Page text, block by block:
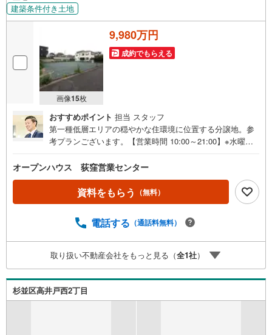
建築条件付き土地
画像15枚
9,980万円
成約でもらえる
おすすめポイント 担当 スタッフ
第一種低層エリアの穏やかな住環境に位置する分譲地。参
考プランございます。【営業時間 10:00～21:00】※水曜定
お気軽にご連絡ください！現地を見学される場合は「室
内・現地を見学する（無料）」ボタンよりご希望の日時を
ご記入いただけますとスムーズにご案内が可能です。◎現
地のご案内について・平日や夜遅い時間帯もご案内が可
にご説明いたします。・車でご自宅や最寄り駅等、ご指定
の場所まで送迎します。・チャイルドシートのご用意ござ
います。◎個別FP相談会 無料物件のご紹介だけでなく住
宅ローン・資金のご相談、まずは家探しについて話を聞き
発表しているオープンハウスだから出会える物件が多数ご
ざいます。ぜひお気軽にご連絡・ご相談ください！※限定物
オープンハウス 荻窪営業センター
資料をもらう （無料）
電話する （通話料無料）
取り扱い不動産会社をもっと見る（全1社）
杉並区高井戸西2丁目